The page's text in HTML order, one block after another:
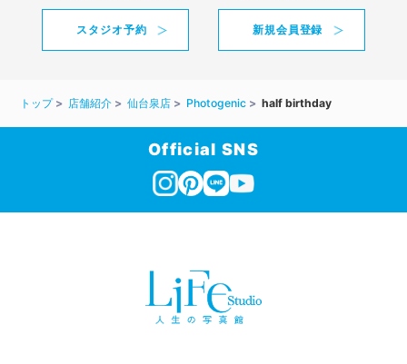
スタジオ予約 新規会員登録
トップ 店舗紹介 仙台泉店 Photogenic half birthday
Official SNS